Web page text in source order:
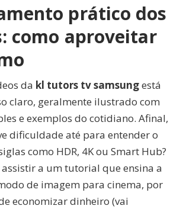
prático dos
como aproveitar
da kl tutors tv samsungestá
claro, geralmente ilustrado com
e exemplos do cotidiano. Afinal,
dificuldade até para entender o
como HDR, 4K ou Smart Hub?
assistir a um tutorial que ensina a
de imagem para cinema, por
economizar dinheiro (vai